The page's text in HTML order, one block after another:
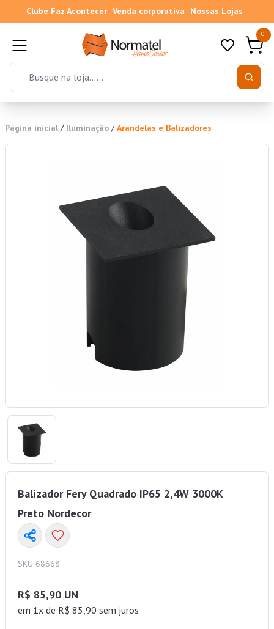
Clube Faz Acontecer Venda corporativa Nossas Lojas
0
Página inicial / Iluminação /Arandelas e Balizadores
Balizador Fery Quadrado IP65 2,4W 3000K
Preto Nordecor
SKU 68668
R$ 85,90 UN
em 1x de R$ 85,90 sem juros